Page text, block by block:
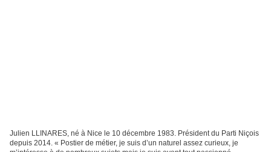
Julien LLINARES, né à Nice le 10 décembre 1983. Président du Parti Niçois
depuis 2014. « Postier de métier, je suis d’un naturel assez curieux, je